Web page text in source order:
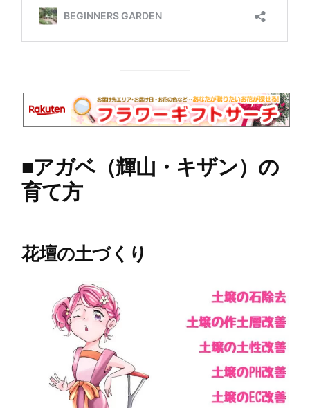
■アガベ（輝山・キザン）の
育て方
花壇の土づくり